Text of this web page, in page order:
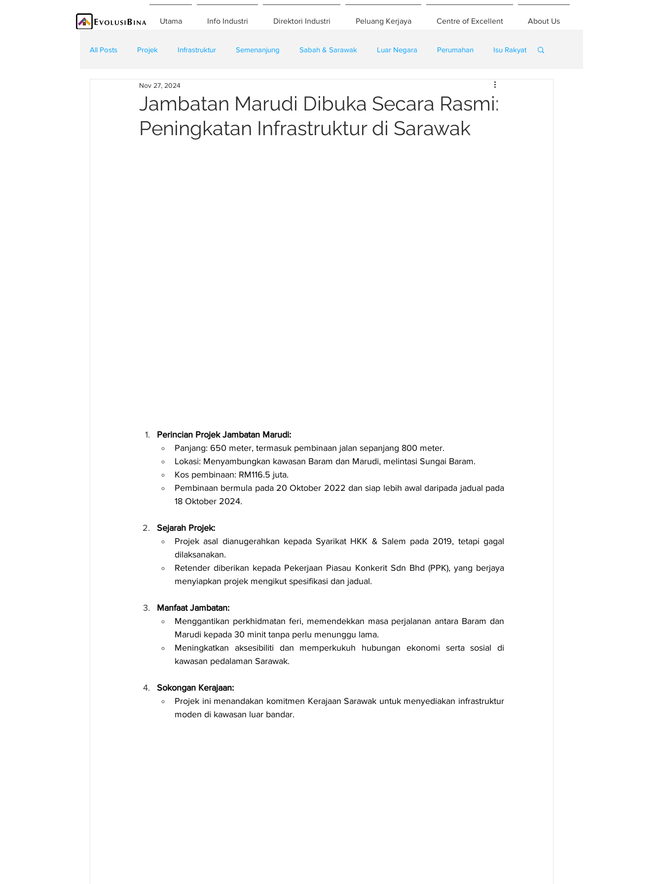
Utama Info Industri Direktori Industri Peluang Kerjaya Centre of Excellent About Us
All Posts Projek Infrastruktur Semenanjung Sabah & Sarawak Luar Negara Perumahan Isu Rakyat
Teknologi Kontraktor
Jambatan Marudi Dibuka Secara Rasmi:
Peningkatan Infrastruktur di Sarawak
Nov 27, 2024
Perincian Projek Jambatan Marudi:
Panjang: 650 meter, termasuk pembinaan jalan sepanjang 800 meter.
Lokasi: Menyambungkan kawasan Baram dan Marudi, melintasi Sungai Baram.
Kos pembinaan: RM116.5 juta.
Pembinaan bermula pada 20 Oktober 2022 dan siap lebih awal daripada jadual pada
18 Oktober 2024.
Sejarah Projek:
Projek asal dianugerahkan kepada Syarikat HKK & Salem pada 2019, tetapi gagal
dilaksanakan.
Retender diberikan kepada Pekerjaan Piasau Konkerit Sdn Bhd (PPK), yang berjaya
menyiapkan projek mengikut spesifikasi dan jadual.
Manfaat Jambatan:
Menggantikan perkhidmatan feri, memendekkan masa perjalanan antara Baram dan
Marudi kepada 30 minit tanpa perlu menunggu lama.
Meningkatkan aksesibiliti dan memperkukuh hubungan ekonomi serta sosial di
kawasan pedalaman Sarawak.
Sokongan Kerajaan:
Projek ini menandakan komitmen Kerajaan Sarawak untuk menyediakan infrastruktur
moden di kawasan luar bandar.